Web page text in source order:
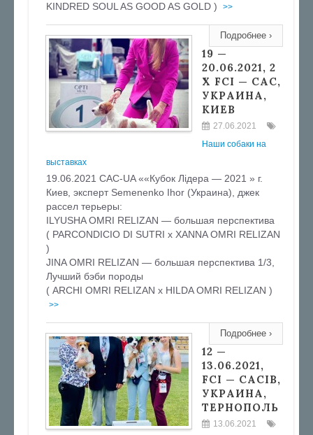
KINDRED SOUL AS GOOD AS GOLD )
>>
Подробнее ›
19 —
20.06.2021, 2
X FCI — CAC,
УКРАИНА,
КИЕВ
27.06.2021
Наши собаки на
выставках
19.06.2021 CAC-UA ««Кубок Лідера — 2021 » г.
Киев, эксперт Semenenko Ihor (Украина), джек
рассел терьеры:
ILYUSHA OMRI RELIZAN — большая перспектива
( PARCONDICIO DI SUTRI х XANNA OMRI RELIZAN
)
JINA OMRI RELIZAN — большая перспектива 1/3,
Лучший бэби породы
( ARCHI OMRI RELIZAN х HILDA OMRI RELIZAN )
>>
Подробнее ›
12 —
13.06.2021,
FCI — CACIB,
УКРАИНА,
ТЕРНОПОЛЬ
13.06.2021